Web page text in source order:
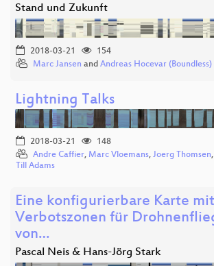
Stand und Zukunft
2018-03-21
154
Marc Jansen and Andreas Hocevar (Boundless)
Lightning Talks
2018-03-21
148
Andre Caffier, Marc Vloemans, Joerg Thomsen,
Till Adams
Eine konfigurierbare Karte mit
Verbotszonen für
von…
Pascal Neis & Hans-Jörg Stark